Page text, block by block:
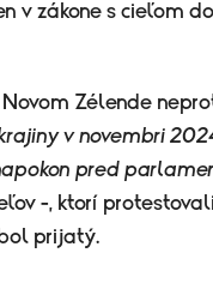
v zákone s cieľom
Zélende
v novembri
pred
-, ktorí
prijatý.